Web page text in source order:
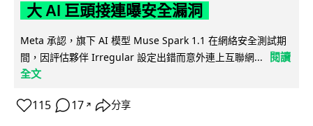
大 AI 巨頭接連曝安全漏洞
Meta 承認，旗下 AI 模型 Muse Spark 1.1 在網絡安全測試期
間，因評估夥伴 Irregular 設定出錯而意外連上互聯網...
閱讀
全文
115 17 ↗ 分享